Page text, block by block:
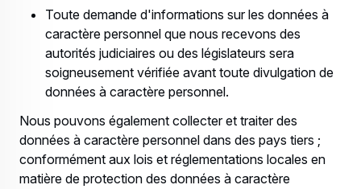
Toute demande d'informations sur les données à
caractère personnel que nous recevons des
autorités judiciaires ou des législateurs sera
soigneusement vérifiée avant toute divulgation de
données à caractère personnel.
Nous pouvons également collecter et traiter des
données à caractère personnel dans des pays tiers ;
conformément aux lois et réglementations locales en
matière de protection des données à caractère